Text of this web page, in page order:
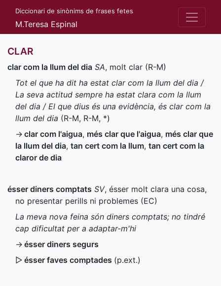
Diccionari de sinònims de frases fetes
M.Teresa Espinal
CLAR
clar com la llum del dia SA, molt clar (R-M)
Tot el que ha dit ha estat clar com la llum del dia /
La seva actitud sempre ha estat clara com la llum
del dia / El que dius és una evidència, és clar com la
llum del dia (R-M, R-M, *)
→ clar com l'aigua, més clar que l'aigua, més clar que
la llum del dia, tan cert com la llum, tan cert com la
claror de dia
ésser diners comptats SV, ésser molt clara una cosa,
no presentar perills ni problemes (EC)
La meva nova feina són diners comptats; no tindré
cap dificultat per a adaptar-m'hi
→ ésser diners segurs
▷ ésser faves comptades (p.ext.)